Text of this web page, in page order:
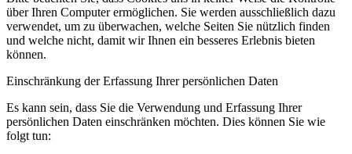
über Ihren Computer ermöglichen. Sie werden ausschließlich dazu
verwendet, um zu überwachen, welche Seiten Sie nützlich finden
und welche nicht, damit wir Ihnen ein besseres Erlebnis bieten
können.
Einschränkung der Erfassung Ihrer persönlichen Daten
Es kann sein, dass Sie die Verwendung und Erfassung Ihrer
persönlichen Daten einschränken möchten. Dies können Sie wie
folgt tun: